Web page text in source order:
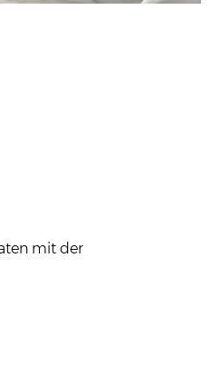
mit der